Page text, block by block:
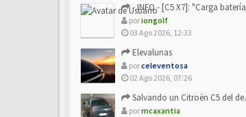
- INFO - [C5 X7]: "Carga batería o alimentación eléctri...
poriongolf
03 Ago 2026, 12:33
Elevalunas
porceleventosa
02 Ago 2026, 07:26
Salvando un Citroën C5 del desguace: Presentación y seguimiento
pormcaxantia